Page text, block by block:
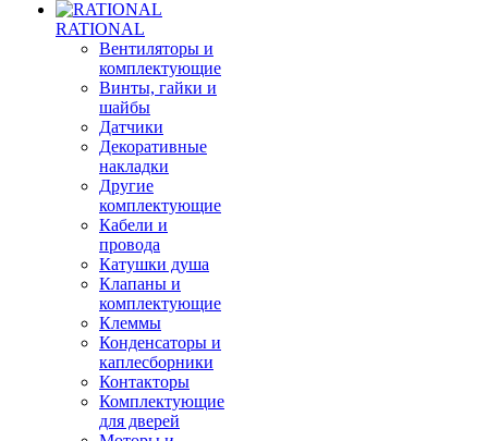
RATIONAL
Вентиляторы и
комплектующие
Винты, гайки и
шайбы
Датчики
Декоративные
накладки
Другие
комплектующие
Кабели и
провода
Катушки душа
Клапаны и
комплектующие
Клеммы
Конденсаторы и
каплесборники
Контакторы
Комплектующие
для дверей